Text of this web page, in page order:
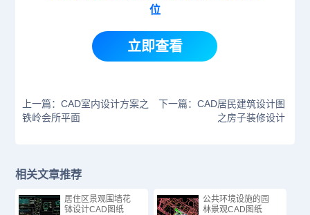
位
立即查看
上一篇：CAD室内设计方案之
铁岭会所平面
下一篇：CAD居民建筑设计图
之房子装修设计
相关文章推荐
居住区景观围墙花
钵设计CAD图纸
公共环境设施的园
林景观CAD图纸